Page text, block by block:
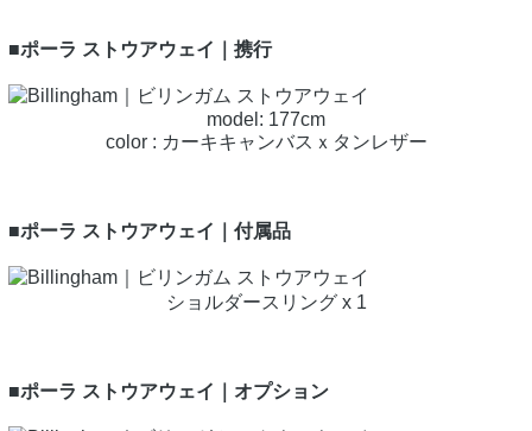
■ポーラ ストウアウェイ｜携行
model: 177cm
color : カーキキャンバスｘタンレザー
■ポーラ ストウアウェイ｜付属品
ショルダースリング x 1
■ポーラ ストウアウェイ｜オプション